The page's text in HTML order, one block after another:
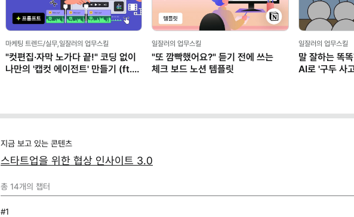
마케팅 트렌드/실무,일잘러의 업무스킬
"컷편집·자막 노가다 끝!" 코딩 없이
나만의 '캡컷 에이전트' 만들기 (ft.
일잘러의 업무스킬
"또 깜빡했어요?" 듣기 전에 쓰는
체크 보드 노션 템플릿
일잘러의 업무스킬
말 잘하는 똑
AI로 '구두 사
지금 보고 있는 콘텐츠
스타트업을 위한 협상 인사이트 3.0
총 14개의 챕터
#1